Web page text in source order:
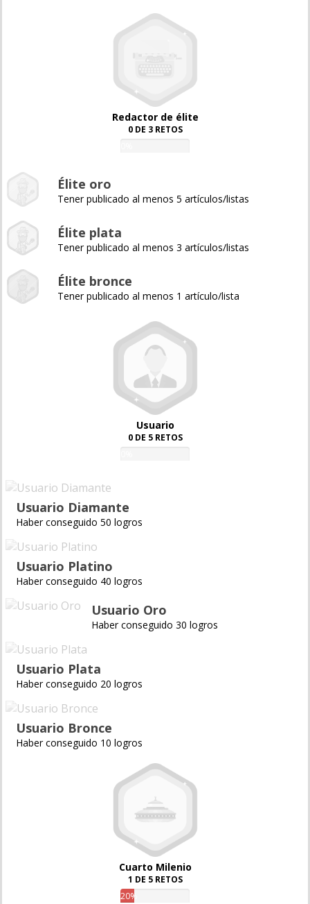
Redactor de élite
0 DE 3 RETOS
Élite oro
Tener publicado al menos 5 artículos/listas
Élite plata
Tener publicado al menos 3 artículos/listas
Élite bronce
Tener publicado al menos 1 artículo/lista
Usuario
0 DE 5 RETOS
Usuario Diamante
Haber conseguido 50 logros
Usuario Platino
Haber conseguido 40 logros
Usuario Oro
Haber conseguido 30 logros
Usuario Plata
Haber conseguido 20 logros
Usuario Bronce
Haber conseguido 10 logros
Cuarto Milenio
1 DE 5 RETOS
20%